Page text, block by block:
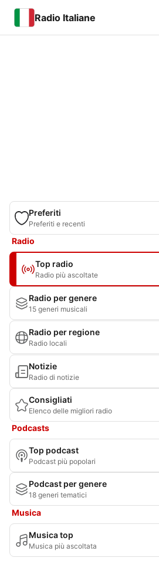
Radio Italiane
Preferiti
Preferiti e recenti
Radio
Top radio
Radio più ascoltate
Radio per genere
15 generi musicali
Radio per regione
Radio locali
Notizie
Radio di notizie
Consigliati
Elenco delle migliori radio
Podcasts
Top podcast
Podcast più popolari
Podcast per genere
18 generi tematici
Musica
Musica top
Musica più ascoltata